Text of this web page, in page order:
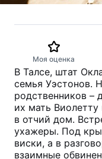
Моя оценка
В Талсе, штат
семья Уэстонов.
родственников –
их мать
в отчий дом.
ухажеры. Под
виски, а в
взаимные